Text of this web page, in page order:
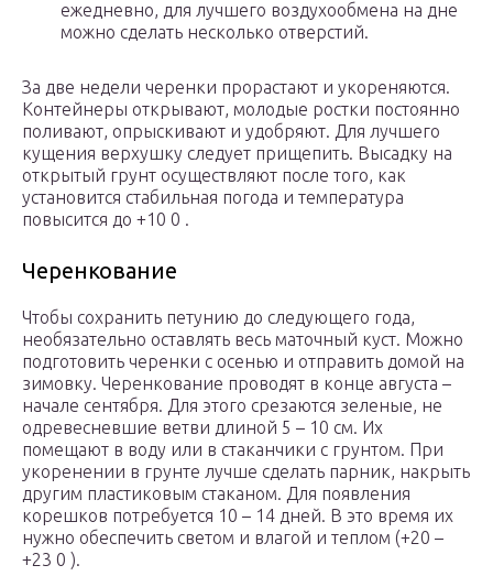
ежедневно, для лучшего воздухообмена на дне
можно сделать несколько отверстий.
За две недели черенки прорастают и укореняются.
Контейнеры открывают, молодые ростки постоянно
поливают, опрыскивают и удобряют. Для лучшего
кущения верхушку следует прищепить. Высадку на
открытый грунт осуществляют после того, как
установится стабильная погода и температура
повысится до +10 0 .
Черенкование
Чтобы сохранить петунию до следующего года,
необязательно оставлять весь маточный куст. Можно
подготовить черенки с осенью и отправить домой на
зимовку. Черенкование проводят в конце августа –
начале сентября. Для этого срезаются зеленые, не
одревесневшие ветви длиной 5 – 10 см. Их
помещают в воду или в стаканчики с грунтом. При
укоренении в грунте лучше сделать парник, накрыть
другим пластиковым стаканом. Для появления
корешков потребуется 10 – 14 дней. В это время их
нужно обеспечить светом и влагой и теплом (+20 –
+23 0 ).